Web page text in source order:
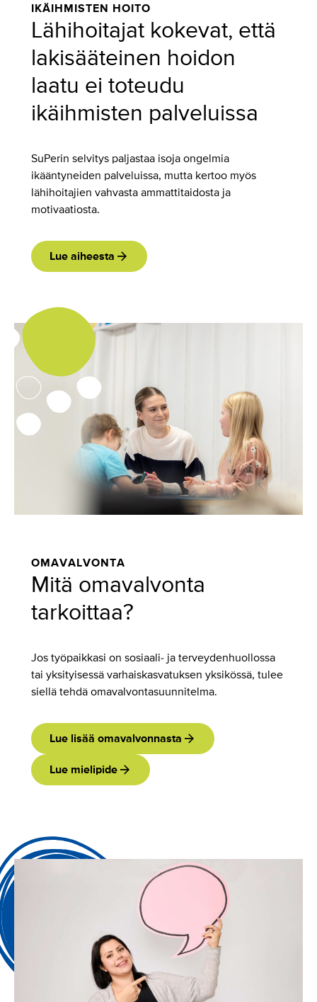
IKÄIHMISTEN HOITO
Lähihoitajat kokevat, että
lakisääteinen hoidon
laatu ei toteudu
ikäihmisten palveluissa
SuPerin selvitys paljastaa isoja ongelmia
ikääntyneiden palveluissa, mutta kertoo myös
lähihoitajien vahvasta ammattitaidosta ja
motivaatiosta.
Lue aiheesta
OMAVALVONTA
Mitä omavalvonta
tarkoittaa?
Jos työpaikkasi on sosiaali- ja terveydenhuollossa
tai yksityisessä varhaiskasvatuksen yksikössä, tulee
siellä tehdä omavalvontasuunnitelma.
Lue lisää omavalvonnasta
Lue mielipide